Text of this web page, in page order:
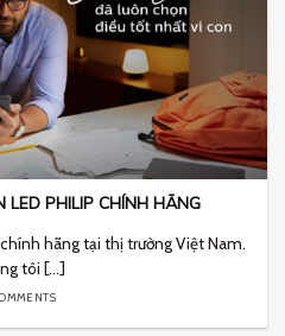
PHILIP CHÍNH HÃNG
hãng tại thị trường Việt Nam.
tôi [...]